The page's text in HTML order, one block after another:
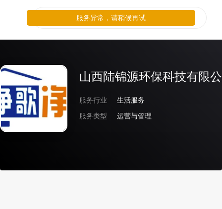
山西陆锦源环保科技有限
服务行业
生活服务
服务类型
运营与管理
服务异常，请稍候再试